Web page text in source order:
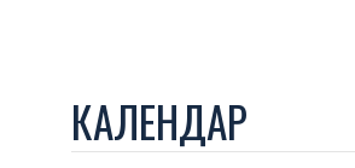
КАЛЕНДАР